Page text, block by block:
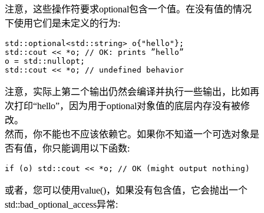
注意，这些操作符要求optional包含一个值。在没有值的情况
下使用它们是未定义的行为:
std::optional<std::string> o{"hello"};
std::cout << *o; // OK: prints ”hello”
o = std::nullopt;
std::cout << *o; // undefined behavior
注意，实际上第二个输出仍然会编译并执行一些输出，比如再
次打印“hello”，因为用于optional对象值的底层内存没有被修
改。
然而，你不能也不应该依赖它。如果你不知道一个可选对象是
否有值，你只能调用以下函数:
if (o) std::cout << *o; // OK (might output nothing)
或者，您可以使用value()，如果没有包含值，它会抛出一个
std::bad_optional_access异常: